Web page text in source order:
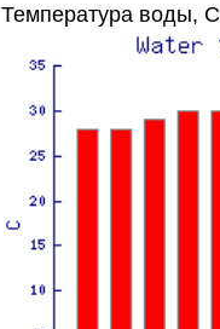
Температура воды, C